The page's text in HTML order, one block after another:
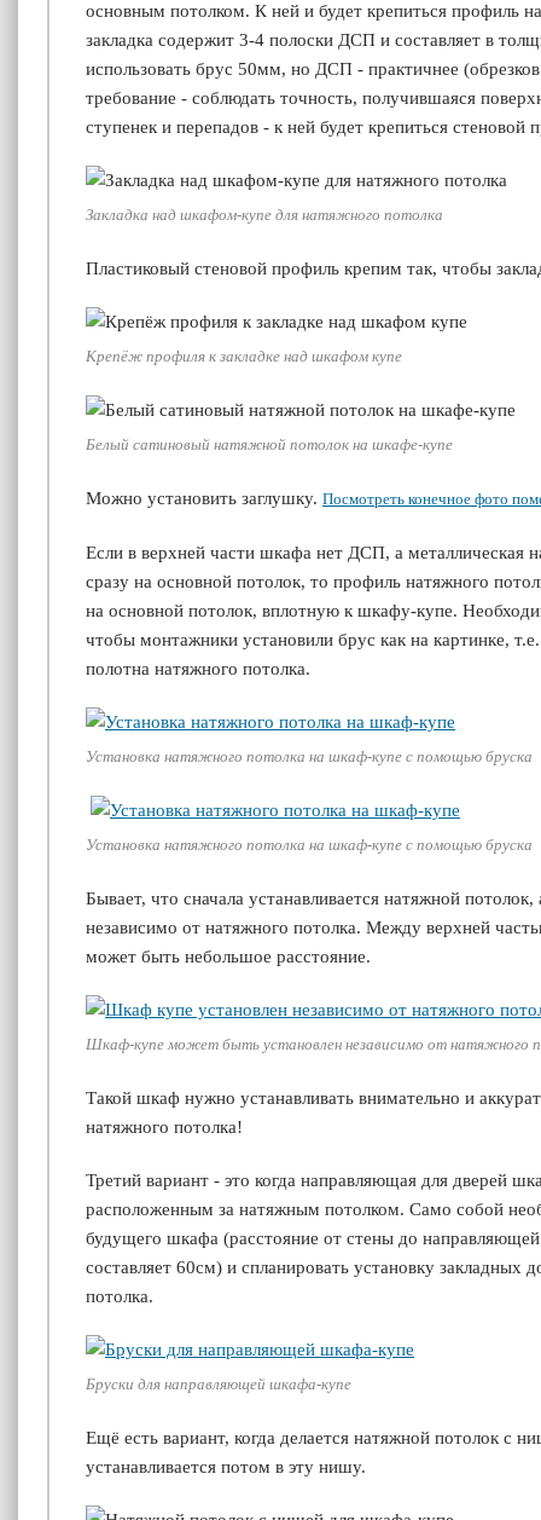
основным потолком. К ней и будет крепиться профиль
закладка содержит 3-4 полоски ДСП и составляет в
использовать брус 50мм, но ДСП - практичнее (обрезков
требование - соблюдать точность, получившаяся
ступенек и перепадов - к ней будет крепиться стеновой
Закладка над шкафом-купе для натяжного потолка
Пластиковый стеновой профиль крепим так, чтобы
Крепёж профиля к закладке над шкафом купе
Белый сатиновый натяжной потолок на шкафе-купе
Можно установить заглушку. Посмотреть конечное фото
Если в верхней части шкафа нет ДСП, а металлическая
сразу на основной потолок, то профиль натяжного
на основной потолок, вплотную к шкафу-купе.
чтобы монтажники установили брус как на картинке,
полотна натяжного потолка.
Установка натяжного потолка на шкаф-купе с помощью бруска
Установка натяжного потолка на шкаф-купе с помощью бруска
Бывает, что сначала устанавливается натяжной
независимо от натяжного потолка. Между верхней
может быть небольшое расстояние.
Шкаф-купе может быть установлен независимо от натяжного
Такой шкаф нужно устанавливать внимательно и
натяжного потолка!
Третий вариант - это когда направляющая для дверей
расположенным за натяжным потолком. Само собой
будущего шкафа (расстояние от стены до
составляет 60см) и спланировать установку закладных
потолка.
Бруски для направляющей шкафа-купе
Ещё есть вариант, когда делается натяжной потолок с
устанавливается потом в эту нишу.